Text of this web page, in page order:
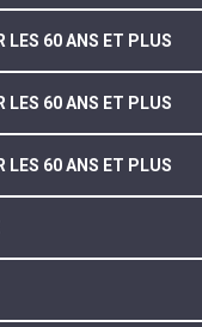
LES 60 ANS ET PLUS
LES 60 ANS ET PLUS
LES 60 ANS ET PLUS